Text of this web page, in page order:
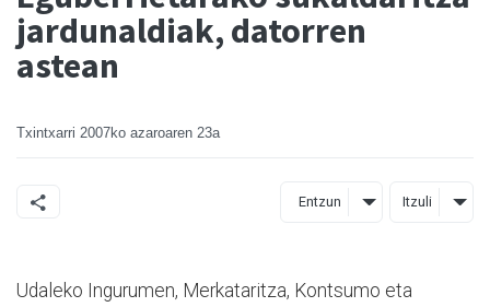
jardunaldiak, datorren
astean
Txintxarri 2007ko azaroaren 23a
Entzun Itzuli
Udaleko Ingurumen, Merkataritza, Kontsumo eta